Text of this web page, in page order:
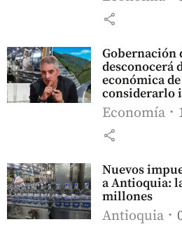
share
Gobernación
desconocerá
económica
considerarlo
Economía
share
Nuevos
a Antioquia:
millones
Antioquia